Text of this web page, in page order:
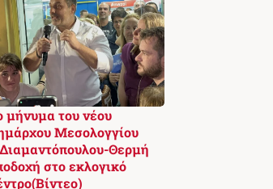
μήνυμα του νέου
Μεσολογγίου
Θερμή
στο εκλογικό